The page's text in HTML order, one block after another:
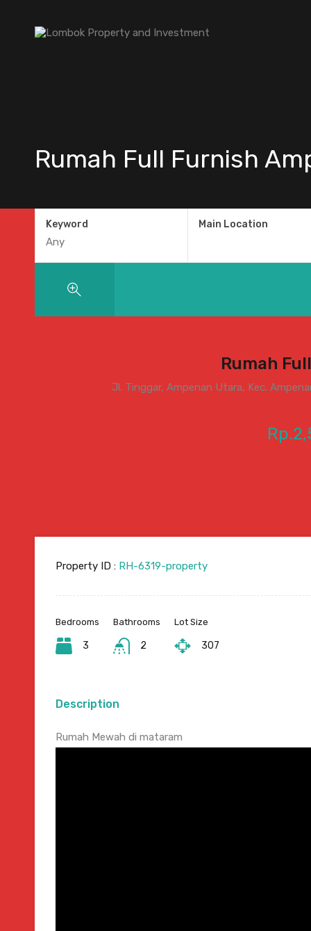
Rumah Full Furnish
Keyword Main Location
Rumah
Jl. Tinggar, Ampenan Utara, Kec.
Property ID : RH-6319-property
Bedrooms
3
Bathrooms
2
Lot Size
307
Description
Rumah Mewah di mataram